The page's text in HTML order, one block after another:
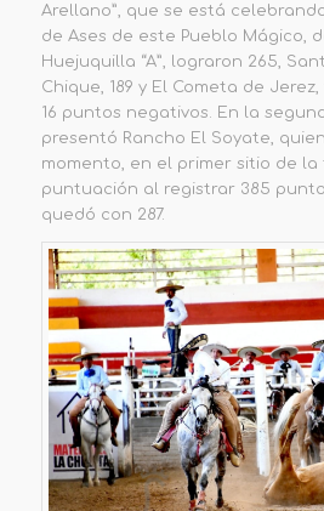
Arellano”, que se está
de Ases de este Pueblo Mágico,
Huejuquilla “A”, lograron 265,
Chique, 189 y El Cometa de
16 puntos negativos. En la
presentó Rancho El Soyate,
momento, en el primer sitio de
puntuación al registrar 385
quedó con 287.